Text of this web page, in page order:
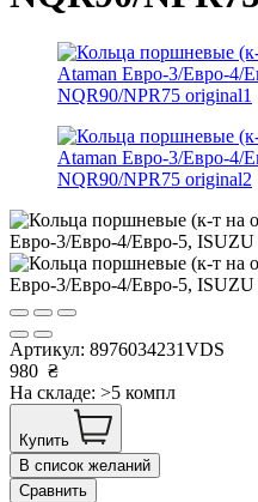
Артикул: 8976034231VDS
980 ₴
На складе: >5 компл
Купить
В список желаний
Сравнить